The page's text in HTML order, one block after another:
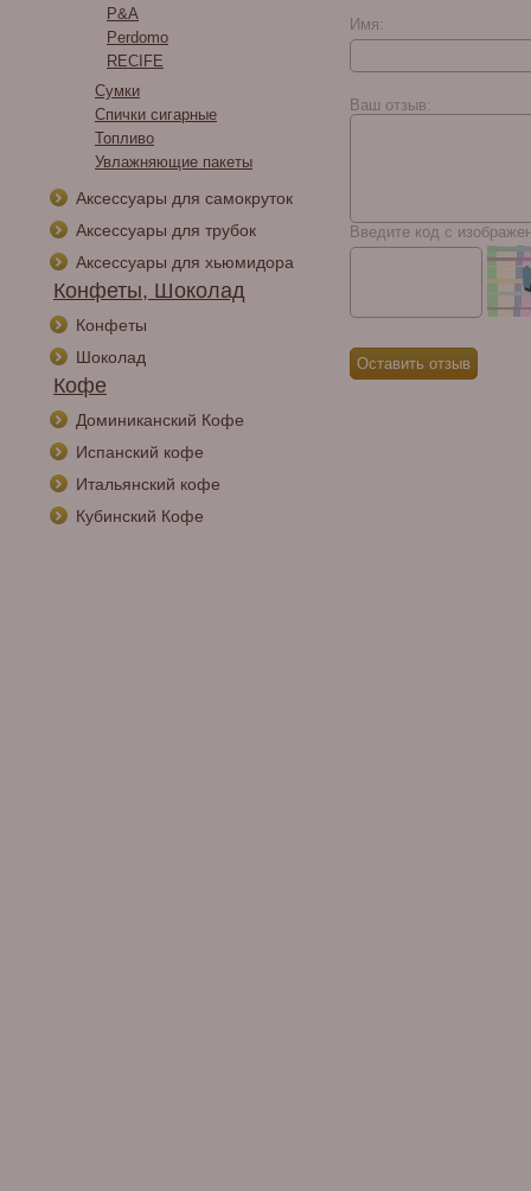
P&A
Perdomo
RECIFE
Сумки
Спички сигарные
Топливо
Увлажняющие пакеты
Аксессуары для самокруток
Аксессуары для трубок
Аксессуары для хьюмидора
Конфеты, Шоколад
Конфеты
Шоколад
Кофе
Доминиканский Кофе
Испанский кофе
Итальянский кофе
Кубинский Кофе
Perez Carrillo Encore
Majestic
Имя:
Ваш отзыв:
Введите код с